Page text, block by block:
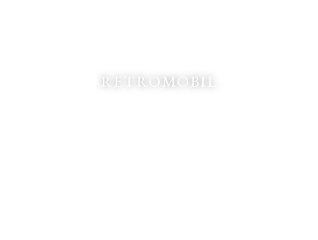
RETROMOBIL